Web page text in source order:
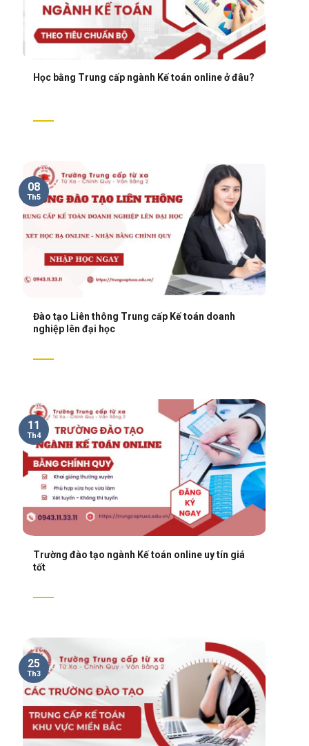
Học bằng Trung cấp ngành Kế toán online ở đâu?
Đào tạo Liên thông Trung cấp Kế toán doanh
nghiệp lên đại học
08
Th5
Trường đào tạo ngành Kế toán online uy tín giá
tốt
11
Th4
25
Th3